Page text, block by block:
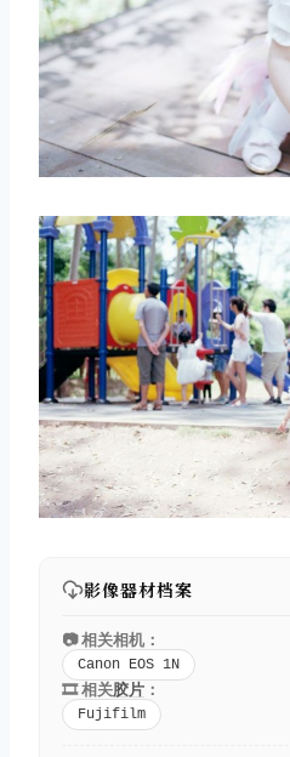
影像器材档案
📷 相关相机：
Canon EOS 1N
🎞️ 相关胶片 ：
Fujifilm